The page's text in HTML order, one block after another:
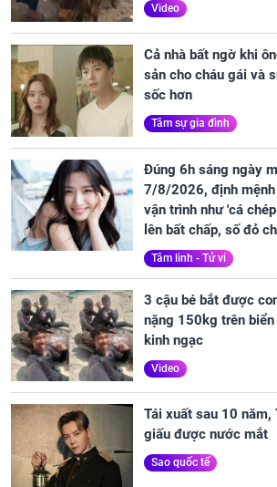
Video
Cả nhà bất ngờ khi
sản cho cháu gái và
sốc hơn
Tâm sự gia đình
Đúng 6h sáng ngày
7/8/2026, định
vận trình như 'cá
lên bất chấp, số đỏ
Tâm linh - Tử vi
3 cậu bé bắt được
nặng 150kg trên
kinh ngạc
Video
Tái xuất sau 10 năm,
giấu được nước mắt
Sao quốc tế